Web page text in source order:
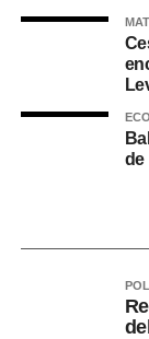
segundo
resultados
Petrobras. O
de derivados,
nossa geração
de
Foram
segundo
de